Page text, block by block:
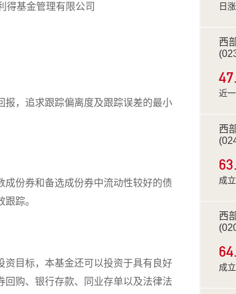
得基金管理有限公司
，追求跟踪偏离度及跟踪误差的最小
份券和备选成份券中流动性较好的债
踪。
目标，本基金还可以投资于具有良好
购、银行存款、同业存单以及法律法
日
西
近
西
成
西
成